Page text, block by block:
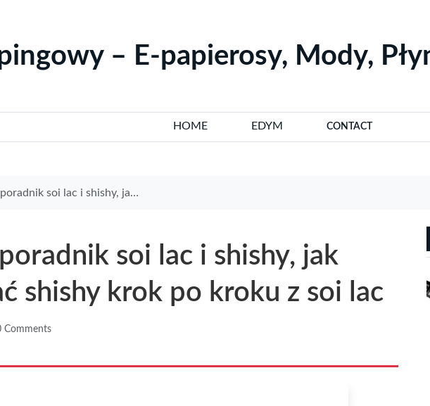
– E-papierosy, Mody,
HOME EDYM CONTACT
i shishy, jak przygotować shishy krok po kroku z soi lac
soi lac i shishy, jak
shishy krok po kroku z soi lac
Comments